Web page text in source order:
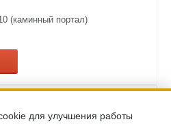
(каминный портал)
для улучшения работы